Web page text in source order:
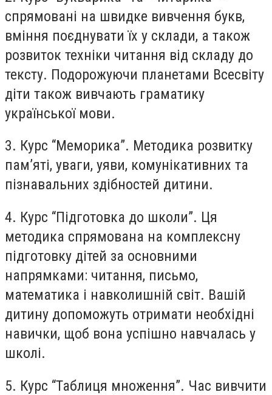
спрямовані на швидке вивчення букв,
вміння поєднувати їх у склади, а також
розвиток техніки читання від складу до
тексту. Подорожуючи планетами Всесвіту
діти також вивчають граматику
української мови.
3. Курс “Меморика”. Методика розвитку
пам’яті, уваги, уяви, комунікативних та
пізнавальних здібностей дитини.
4. Курс “Підготовка до школи”. Ця
методика спрямована на комплексну
підготовку дітей за основними
напрямками: читання, письмо,
математика і навколишній світ. Вашій
дитину допоможуть отримати необхідні
навички, щоб вона успішно навчалась у
школі.
5. Курс “Таблиця множення”. Час вивчити